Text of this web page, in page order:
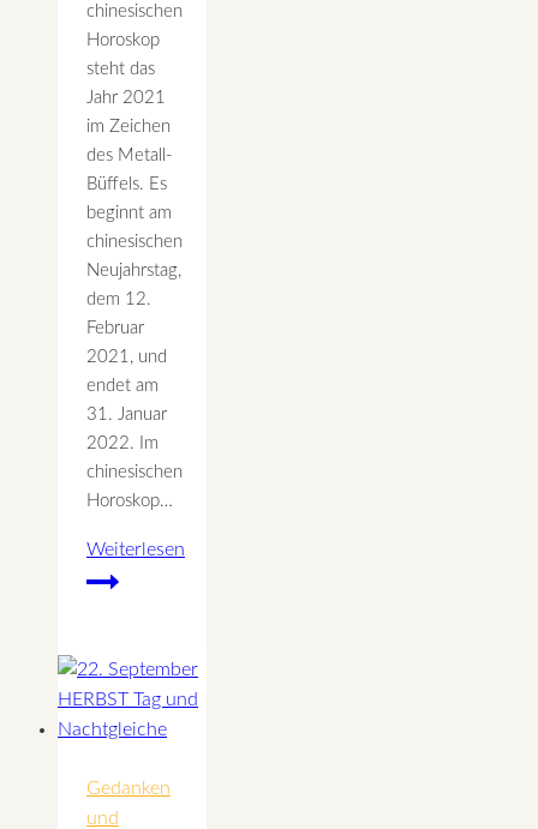
chinesischen
Horoskop
steht das
Jahr 2021
im Zeichen
des Metall-
Büffels. Es
beginnt am
chinesischen
Neujahrstag,
dem 12.
Februar
2021, und
endet am
31. Januar
2022. Im
chinesischen
Horoskop…
Weiterlesen
Das
Jahr
Gedanken
und